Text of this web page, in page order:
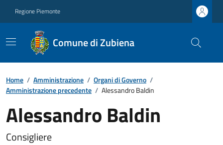
Regione Piemonte
Comune di Zubiena
Home / Amministrazione / Organi di Governo /
Amministrazione precedente / Alessandro Baldin
Alessandro Baldin
Consigliere